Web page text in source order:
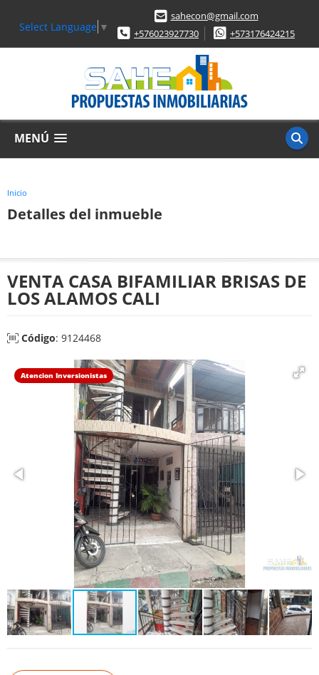
Select Language ▼
sahecon@gmail.com
+576023927730
+573176424215
MENÚ
Inicio
Detalles del inmueble
VENTA CASA BIFAMILIAR BRISAS DE
LOS ALAMOS CALI
Código: 9124468
Atencion Inversionistas